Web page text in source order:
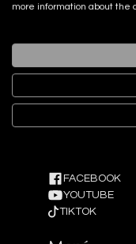
FACEBOOK
YOUTUBE
TIKTOK
more information about the